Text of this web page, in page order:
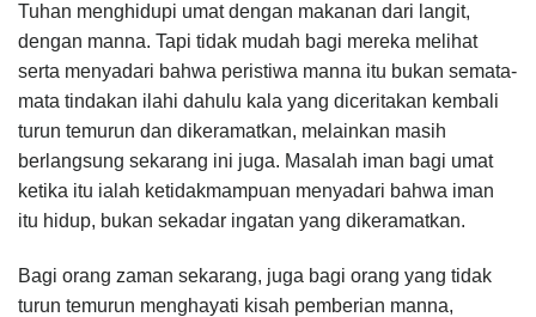
Tuhan menghidupi umat dengan makanan dari langit,
dengan manna. Tapi tidak mudah bagi mereka melihat
serta menyadari bahwa peristiwa manna itu bukan semata-
mata tindakan ilahi dahulu kala yang diceritakan kembali
turun temurun dan dikeramatkan, melainkan masih
berlangsung sekarang ini juga. Masalah iman bagi umat
ketika itu ialah ketidakmampuan menyadari bahwa iman
itu hidup, bukan sekadar ingatan yang dikeramatkan.
Bagi orang zaman sekarang, juga bagi orang yang tidak
turun temurun menghayati kisah pemberian manna,